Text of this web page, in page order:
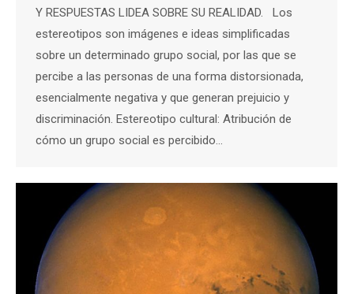
Y RESPUESTAS LIDEA SOBRE SU REALIDAD. Los
estereotipos son imágenes e ideas simplificadas
sobre un determinado grupo social, por las que se
percibe a las personas de una forma distorsionada,
esencialmente negativa y que generan prejuicio y
discriminación. Estereotipo cultural: Atribución de
cómo un grupo social es percibido…